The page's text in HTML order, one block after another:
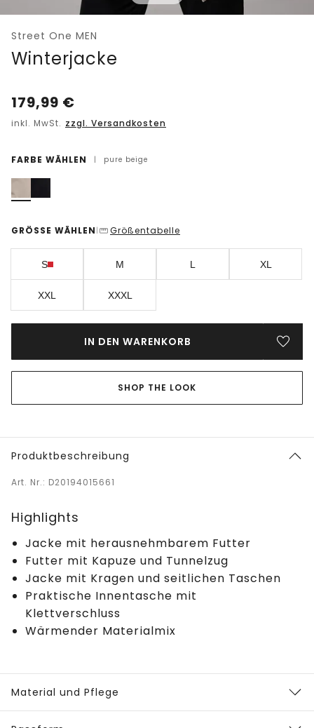
Street One MEN
Winterjacke
179,99 €
inkl. MwSt. zzgl. Versandkosten
FARBE WÄHLEN | pure beige
GRÖSSE WÄHLEN | Größentabelle
S M L XL
XXL XXXL
IN DEN WARENKORB
SHOP THE LOOK
Produktbeschreibung
Art. Nr.: D20194015661
Highlights
Jacke mit herausnehmbarem Futter
Futter mit Kapuze und Tunnelzug
Jacke mit Kragen und seitlichen Taschen
Praktische Innentasche mit
Klettverschluss
Wärmender Materialmix
Material und Pflege